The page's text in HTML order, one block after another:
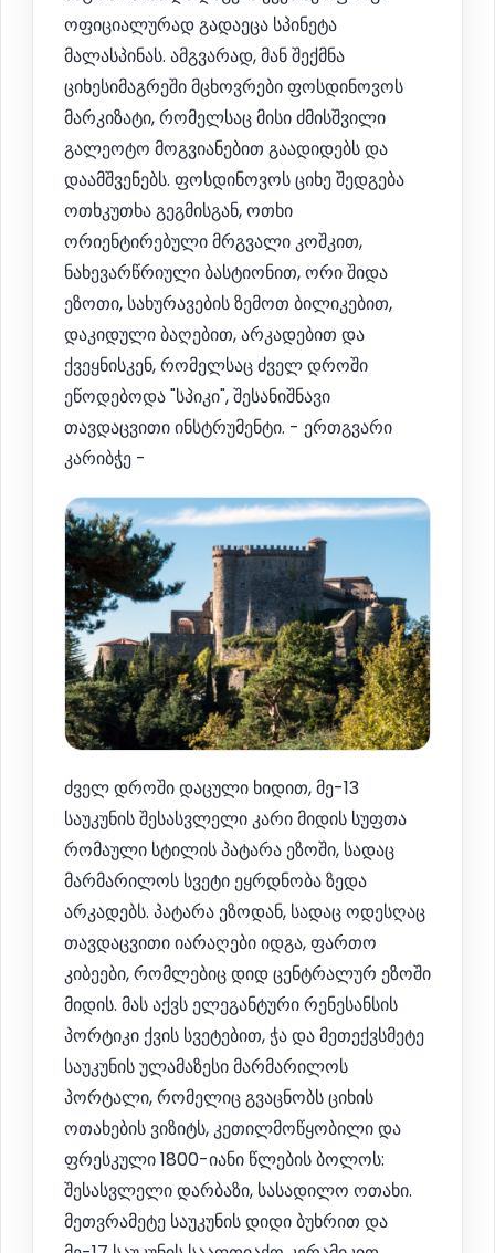
ოფიციალურად გადაეცა სპინეტა
მალასპინას. ამგვარად, მან შექმნა
ციხესიმაგრეში მცხოვრები ფოსდინოვოს
მარკიზატი, რომელსაც მისი ძმისშვილი
გალეოტო მოგვიანებით გაადიდებს და
დაამშვენებს. ფოსდინოვოს ციხე შედგება
ოთხკუთხა გეგმისგან, ოთხი
ორიენტირებული მრგვალი კოშკით,
ნახევარწრიული ბასტიონით, ორი შიდა
ეზოთი, სახურავების ზემოთ ბილიკებით,
დაკიდული ბაღებით, არკადებით და
ქვეყნისკენ, რომელსაც ძველ დროში
ეწოდებოდა "სპიკი", შესანიშნავი
თავდაცვითი ინსტრუმენტი. - ერთგვარი
კარიბჭე -
ძველ დროში დაცული ხიდით, მე-13
საუკუნის შესასვლელი კარი მიდის სუფთა
რომაული სტილის პატარა ეზოში, სადაც
მარმარილოს სვეტი ეყრდნობა ზედა
არკადებს. პატარა ეზოდან, სადაც ოდესღაც
თავდაცვითი იარაღები იდგა, ფართო
კიბეები, რომლებიც დიდ ცენტრალურ ეზოში
მიდის. მას აქვს ელეგანტური რენესანსის
პორტიკი ქვის სვეტებით, ჭა და მეთექვსმეტე
საუკუნის ულამაზესი მარმარილოს
პორტალი, რომელიც გვაცნობს ციხის
ოთახების ვიზიტს, კეთილმოწყობილი და
ფრესკული 1800-იანი წლების ბოლოს:
შესასვლელი დარბაზი, სასადილო ოთახი.
მეთვრამეტე საუკუნის დიდი ბუხრით და